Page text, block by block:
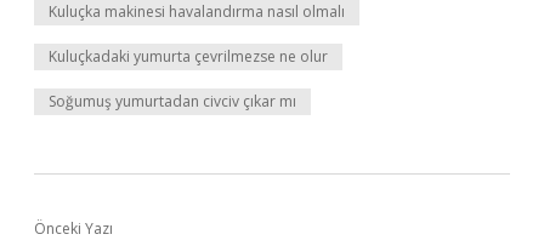
Kuluçka makinesi havalandırma nasıl olmalı
Kuluçkadaki yumurta çevrilmezse ne olur
Soğumuş yumurtadan civciv çıkar mı
Önceki Yazı